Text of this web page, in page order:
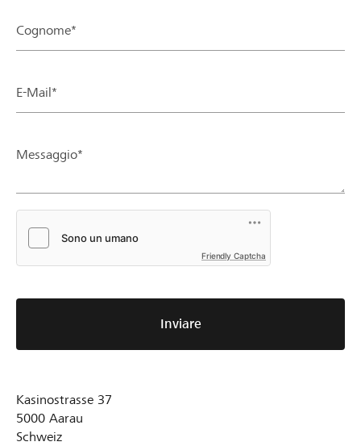
Cognome*
E-Mail*
Messaggio*
Friendly Captcha
Inviare
Kasinostrasse 37
5000 Aarau
Schweiz